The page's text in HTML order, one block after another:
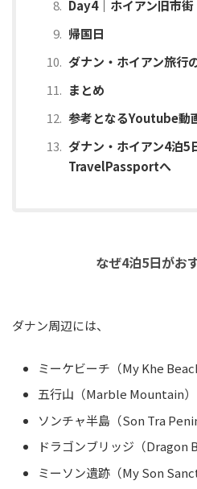
Day4｜ホイアン旧市街
帰国日
ダナン・ホイアン旅行
まとめ
参考となるYoutube動
ダナン・ホイアン4泊5
TravelPassportへ
なぜ4泊5日がお
ダナン周辺には、
ミーケビーチ（My Khe
五行山（Marble Mountain）
ソンチャ半島（Son Tra
ドラゴンブリッジ（Dragon
ミーソン遺跡（My Son